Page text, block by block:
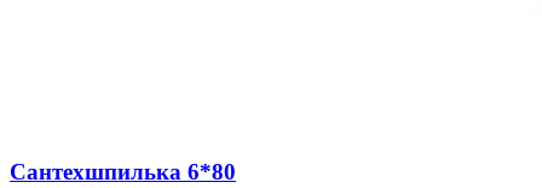
Сантехшпилька 6*80